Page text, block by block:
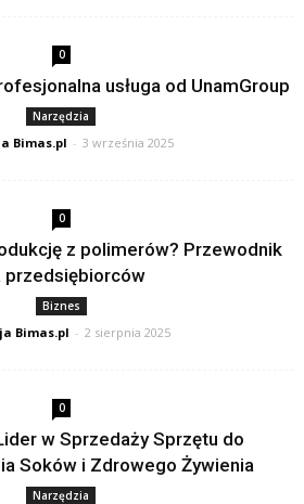
0
usługa od UnamGroup
Narzędzia
Bimas.pl - 3 września 2025
0
z polimerów? Przewodnik
przedsiębiorców
Biznes
Bimas.pl - 2 sierpnia 2025
0
w Sprzedaży Sprzętu do
Soków i Zdrowego Żywienia
Narzędzia